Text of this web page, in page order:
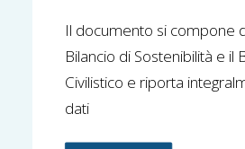
Il documento si compone
Bilancio di Sostenibilità e il
Civilistico e riporta
dati